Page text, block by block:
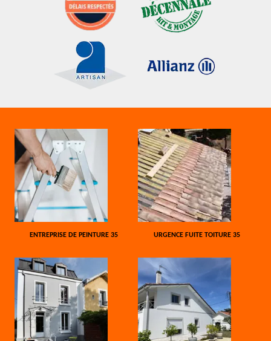
ENTREPRISE DE PEINTURE 35 URGENCE FUITE TOITURE 35